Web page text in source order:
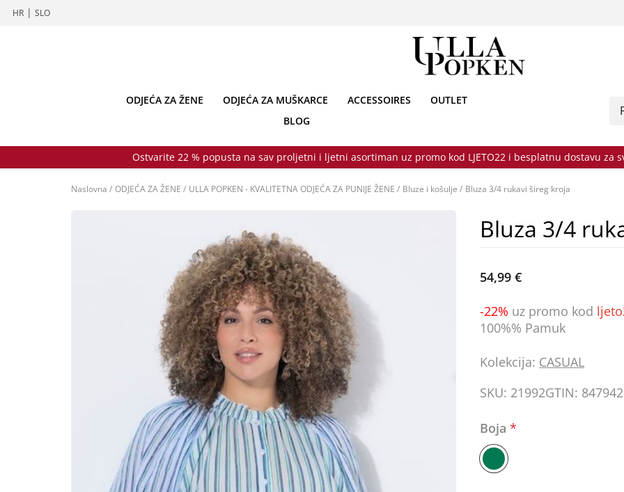
HR | SLO
ODJEĆA ZA ŽENE ODJEĆA ZA MUŠKARCE ACCESSOIRES
OUTLET
BLOG
Ostvarite 22 % popusta na sav proljetni i ljetni asortiman uz promo kod LJETO22 i besplatnu dostavu za
Naslovna / ODJEĆA ZA ŽENE / ULLA POPKEN - KVALITETNA ODJEĆA ZA PUNIJE ŽENE / Bluze i košulje / Bluza 3/4 rukavi šireg kroja
Bluza 3/4
54,99 €
-22% uz promo kod
100%% Pamuk
Kolekcija: CASUAL
SKU: 21992GTIN: 847942
Boja*